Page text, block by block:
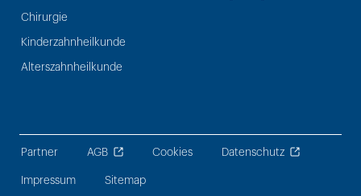
Chirurgie
Kinderzahnheilkunde
Alterszahnheilkunde
Partner AGB Cookies Datenschutz
Impressum Sitemap